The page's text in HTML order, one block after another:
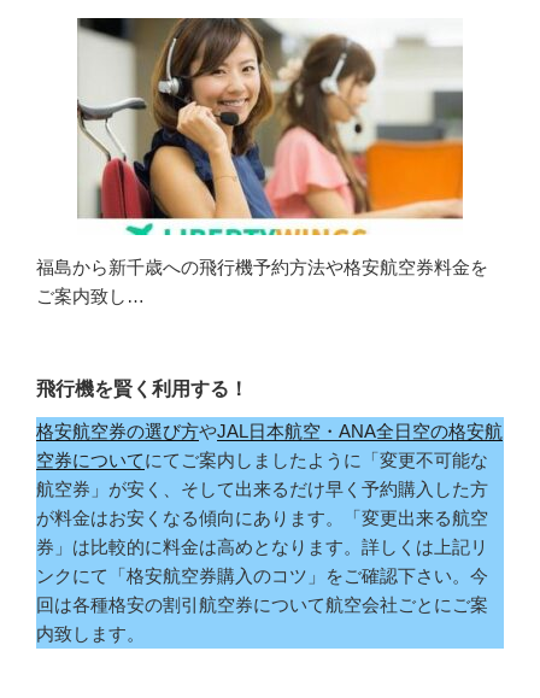
福島から新千歳への飛行機予約方法や格安航空券料金を
ご案内致し…
飛行機を賢く利用する！
格安航空券の選び方やJAL日本航空・ANA全日空の格安航
空券についてにてご案内しましたように「変更不可能な
航空券」が安く、そして出来るだけ早く予約購入した方
が料金はお安くなる傾向にあります。「変更出来る航空
券」は比較的に料金は高めとなります。詳しくは上記リ
ンクにて「格安航空券購入のコツ」をご確認下さい。今
回は各種格安の割引航空券について航空会社ごとにご案
内致します。